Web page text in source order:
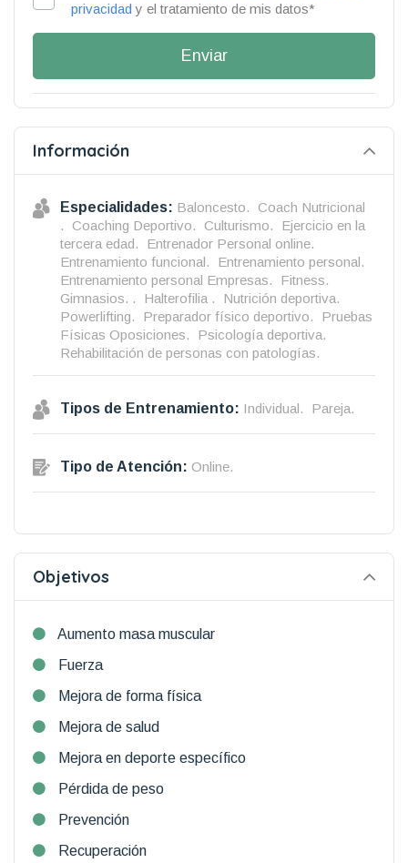
privacidad y el tratamiento de mis datos*
Enviar
Información
Especialidades: Baloncesto.
Coach Nutricional
.
Coaching Deportivo. Culturismo.
Ejercicio en la
tercera edad.
Entrenador Personal online.
Entrenamiento funcional.
Entrenamiento personal.
Entrenamiento personal Empresas.
Fitness.
Gimnasios. .
Halterofilia .
Nutrición deportiva.
Powerlifting.
Preparador físico deportivo.
Pruebas
Físicas Oposiciones.
Psicología deportiva.
Rehabilitación de personas con patologías.
Tipos de Entrenamiento: Individual. Pareja.
Tipo de Atención: Online.
Objetivos
Aumento masa muscular
Fuerza
Mejora de forma física
Mejora de salud
Mejora en deporte específico
Pérdida de peso
Prevención
Recuperación